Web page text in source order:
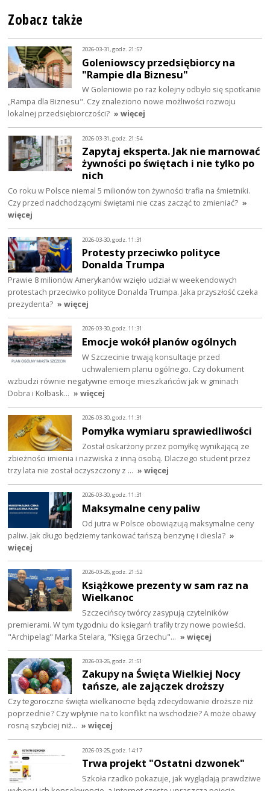
Zobacz także
2026-03-31, godz. 21:57
Goleniowscy przedsiębiorcy na
"Rampie dla Biznesu"
W Goleniowie po raz kolejny odbyło się spotkanie
„Rampa dla Biznesu". Czy znaleziono nowe możliwości rozwoju
lokalnej przedsiębiorczości? » więcej
2026-03-31, godz. 21:54
Zapytaj eksperta. Jak nie marnować
żywności po świętach i nie tylko po
nich
Co roku w Polsce niemal 5 milionów ton żywności trafia na śmietniki.
Czy przed nadchodzącymi świętami nie czas zacząć to zmieniać? »
więcej
2026-03-30, godz. 11:31
Protesty przeciwko polityce
Donalda Trumpa
Prawie 8 milionów Amerykanów wzięło udział w weekendowych
protestach przeciwko polityce Donalda Trumpa. Jaka przyszłość czeka
prezydenta? » więcej
2026-03-30, godz. 11:31
Emocje wokół planów ogólnych
W Szczecinie trwają konsultacje przed
uchwaleniem planu ogólnego. Czy dokument
wzbudzi równie negatywne emocje mieszkańców jak w gminach
Dobra i Kołbask… » więcej
2026-03-30, godz. 11:31
Pomyłka wymiaru sprawiedliwości
Został oskarżony przez pomyłkę wynikającą ze
zbieżności imienia i nazwiska z inną osobą. Dlaczego student przez
trzy lata nie został oczyszczony z … » więcej
2026-03-30, godz. 11:31
Maksymalne ceny paliw
Od jutra w Polsce obowiązują maksymalne ceny
paliw. Jak długo będziemy tankować tańszą benzynę i diesla? »
więcej
2026-03-26, godz. 21:52
Książkowe prezenty w sam raz na
Wielkanoc
Szczecińscy twórcy zasypują czytelników
premierami. W tym tygodniu do księgarń trafiły trzy nowe powieści.
"Archipelag" Marka Stelara, "Księga Grzechu"… » więcej
2026-03-26, godz. 21:51
Zakupy na Święta Wielkiej Nocy
tańsze, ale zajączek droższy
Czy tegoroczne święta wielkanocne będą zdecydowanie droższe niż
poprzednie? Czy wpłynie na to konflikt na wschodzie? A może obawy
rosną szybciej niż… » więcej
2026-03-25, godz. 14:17
Trwa projekt "Ostatni dzwonek"
Szkoła rzadko pokazuje, jak wyglądają prawdziwe